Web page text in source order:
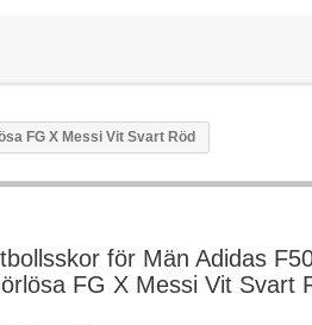
FG X Messi Vit Svart Röd
för Män Adidas
FG X Messi Vit Svart